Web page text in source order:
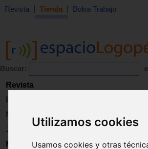
Utilizamos cookies
Usamos cookies y otras
Revista Tienda Bolsa Trabajo
Buscar:
Revista
Libros
Material
Juguetes
Formación